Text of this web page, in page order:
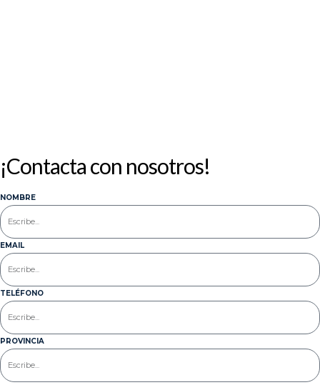
¡Contacta con nosotros!
NOMBRE
EMAIL
TELÉFONO
PROVINCIA